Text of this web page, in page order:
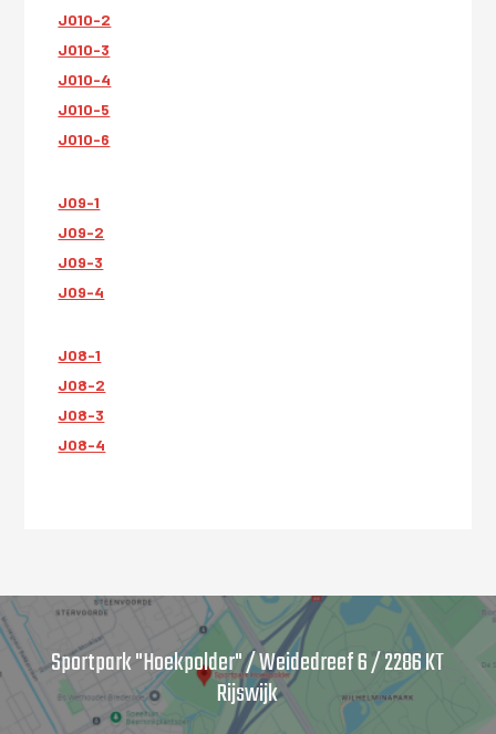
JO10-2
JO10-3
JO10-4
JO10-5
JO10-6
JO9-1
JO9-2
JO9-3
JO9-4
JO8-1
JO8-2
JO8-3
JO8-4
Sportpark "Hoekpolder" / Weidedreef 6 / 2286 KT
Rijswijk